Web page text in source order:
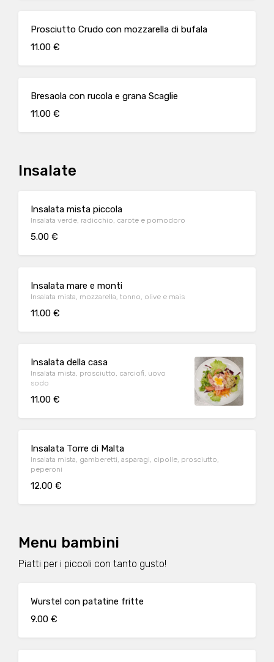
Prosciutto Crudo con mozzarella di bufala
11.00 €
Bresaola con rucola e grana Scaglie
11.00 €
Insalate
Insalata mista piccola
Insalata verde, radicchio, carote e pomodoro
5.00 €
Insalata mare e monti
Insalata mista, mozzarella, tonno, olive e mais
11.00 €
Insalata della casa
Insalata mista, prosciutto, carciofi, uovo
sodo
11.00 €
Insalata Torre di Malta
Insalata mista, gamberetti, asparagi, cipolle, prosciutto,
peperoni
12.00 €
Menu bambini
Piatti per i piccoli con tanto gusto!
Wurstel con patatine fritte
9.00 €